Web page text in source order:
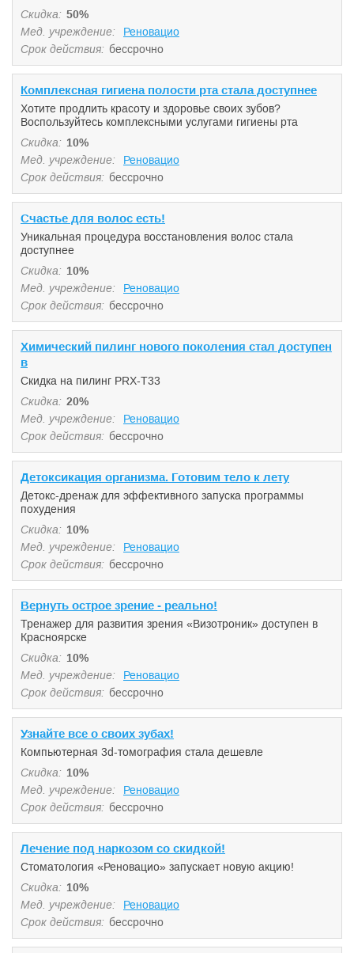
Скидка: 50%
Мед. учреждение:
Реновацио
Срок действия: бессрочно
Комплексная гигиена полости рта стала доступнее
Хотите продлить красоту и здоровье своих зубов?
Воспользуйтесь комплексными услугами гигиены рта
Скидка: 10%
Мед. учреждение:
Реновацио
Срок действия: бессрочно
Счастье для волос есть!
Уникальная процедура восстановления волос стала
доступнее
Скидка: 10%
Мед. учреждение:
Реновацио
Срок действия: бессрочно
Химический пилинг нового поколения стал доступен
в
Скидка на пилинг PRX-T33
Скидка: 20%
Мед. учреждение:
Реновацио
Срок действия: бессрочно
Детоксикация организма. Готовим тело к лету
Детокс-дренаж для эффективного запуска программы
похудения
Скидка: 10%
Мед. учреждение:
Реновацио
Срок действия: бессрочно
Вернуть острое зрение - реально!
Тренажер для развития зрения «Визотроник» доступен в
Красноярске
Скидка: 10%
Мед. учреждение:
Реновацио
Срок действия: бессрочно
Узнайте все о своих зубах!
Компьютерная 3d-томография стала дешевле
Скидка: 10%
Мед. учреждение:
Реновацио
Срок действия: бессрочно
Лечение под наркозом со скидкой!
Стоматология «Реновацио» запускает новую акцию!
Скидка: 10%
Мед. учреждение:
Реновацио
Срок действия: бессрочно